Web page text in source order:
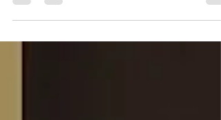
Los prolactinomas son tumores benignos de la
glándula pituitaria que producen prolactina en